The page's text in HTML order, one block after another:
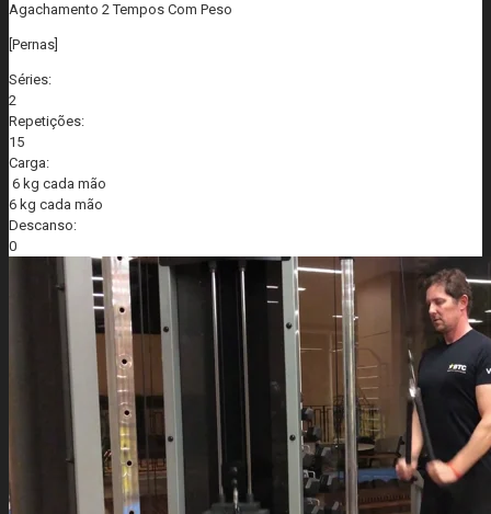
Agachamento 2 Tempos Com Peso
[Pernas]
Séries:
2
Repetições:
15
Carga:
6 kg cada mão
6 kg cada mão
Descanso:
0